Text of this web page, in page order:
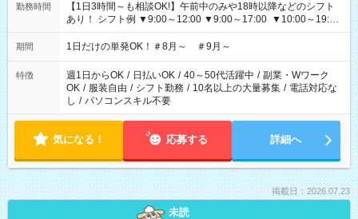
勤務時間
【1日3時間～も相談OK!】午前中のみや18時以降などのシフト
あり！ シフト例 ▼9:00～12:00 ▼9:00～17:00 ▼10:00～19:00
▼18:00～21:00
期間 1日だけの単発OK！＃8月～ ＃9月～
特徴 週1日からOK / 日払いOK / 40～50代活躍中 / 副業・Wワーク
OK / 服装自由 / シフト勤務 / 10名以上の大量募集 / 電話対応な
し / パソコンスキル不要
気になる！ 応募する 詳細へ
掲載日：2026.07.23
未読